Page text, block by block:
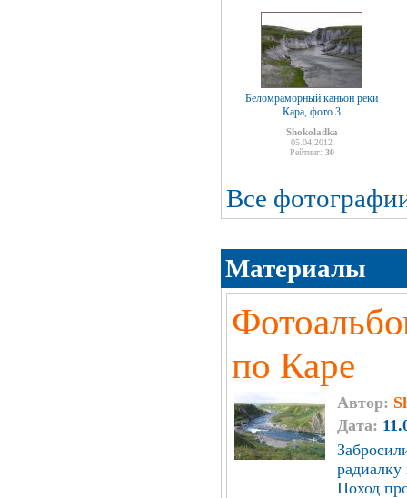
Беломраморный каньон реки
Кара, фото 3
Shokoladka
05.04.2012
Рейтинг: 30
Все
Материалы
по Каре
Автор:
Дата:
Поход